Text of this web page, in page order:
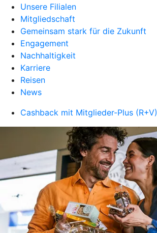
Unsere Filialen
Mitgliedschaft
Gemeinsam stark für die Zukunft
Engagement
Nachhaltigkeit
Karriere
Reisen
News
Cashback mit Mitglieder-Plus (R+V)